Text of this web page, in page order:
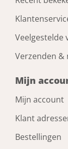
Veelgestelde
Verzenden
Mijn
Mijn account
Klant
Bestellingen